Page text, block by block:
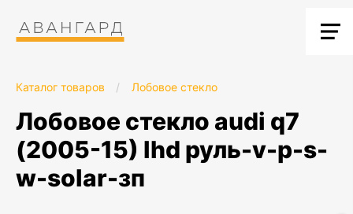
Каталог товаров / Лобовое стекло
лобовое стекло audi q7
(2005-15) lhd руль-v-p-s-
w-solar-зп